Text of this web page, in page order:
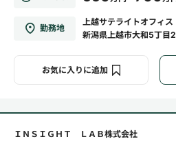
勤務地
上越サテライトオフィ
新潟県上越市大和5丁
お気に入りに追加
ＩＮＳＩＧＨＴ ＬＡＢ株式会社